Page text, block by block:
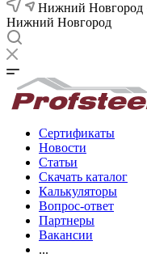
Нижний Новгород
Нижний Новгород
Сертификаты
Новости
Статьи
Скачать каталог
Калькуляторы
Вопрос-ответ
Партнеры
Вакансии
...